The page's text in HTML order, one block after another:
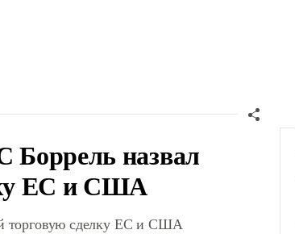
назвал
ЕС и США
торговую сделку ЕС и США